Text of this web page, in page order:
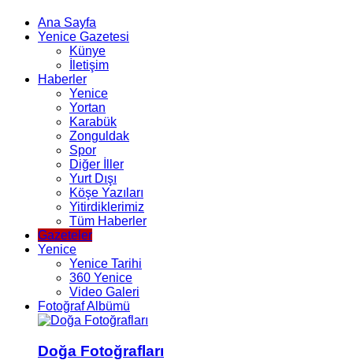
Ana Sayfa
Yenice Gazetesi
Künye
İletişim
Haberler
Yenice
Yortan
Karabük
Zonguldak
Spor
Diğer İller
Yurt Dışı
Köşe Yazıları
Yitirdiklerimiz
Tüm Haberler
Gazeteler
Yenice
Yenice Tarihi
360 Yenice
Video Galeri
Fotoğraf Albümü
Doğa Fotoğrafları